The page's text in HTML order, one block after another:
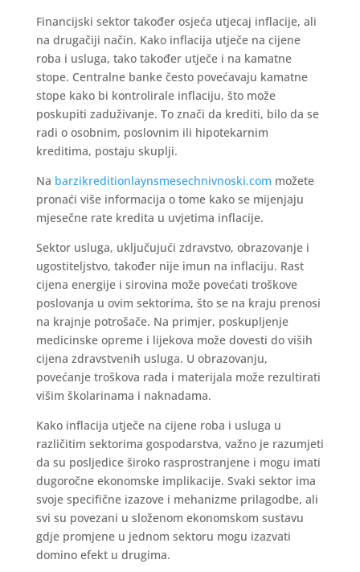
Financijski sektor također osjeća utjecaj inflacije, ali
na drugačiji način. Kako inflacija utječe na cijene
roba i usluga, tako također utječe i na kamatne
stope. Centralne banke često povećavaju kamatne
stope kako bi kontrolirale inflaciju, što može
poskupiti zaduživanje. To znači da krediti, bilo da se
radi o osobnim, poslovnim ili hipotekarnim
kreditima, postaju skuplji.
Na barzikreditionlaynsmesechnivnoski.com možete
pronaći više informacija o tome kako se mijenjaju
mjesečne rate kredita u uvjetima inflacije.
Sektor usluga, uključujući zdravstvo, obrazovanje i
ugostiteljstvo, također nije imun na inflaciju. Rast
cijena energije i sirovina može povećati troškove
poslovanja u ovim sektorima, što se na kraju prenosi
na krajnje potrošače. Na primjer, poskupljenje
medicinske opreme i lijekova može dovesti do viših
cijena zdravstvenih usluga. U obrazovanju,
povećanje troškova rada i materijala može rezultirati
višim školarinama i naknadama.
Kako inflacija utječe na cijene roba i usluga u
različitim sektorima gospodarstva, važno je razumjeti
da su posljedice široko rasprostranjene i mogu imati
dugoročne ekonomske implikacije. Svaki sektor ima
svoje specifične izazove i mehanizme prilagodbe, ali
svi su povezani u složenom ekonomskom sustavu
gdje promjene u jednom sektoru mogu izazvati
domino efekt u drugima.